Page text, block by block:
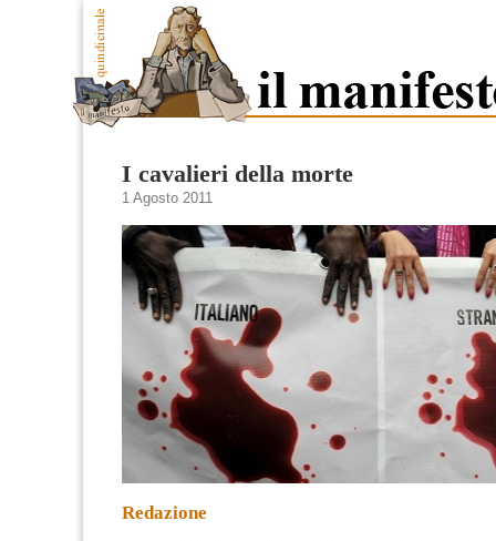
I cavalieri della morte
1 Agosto 2011
Redazione